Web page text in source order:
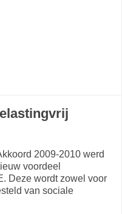
2009-2010 werd
voordeel
Deze wordt zowel voor
van sociale